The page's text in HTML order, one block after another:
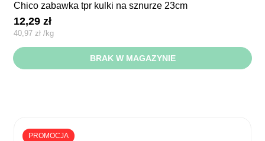
chico zabawka tpr kulki na sznurze 23cm
12,29zł
40,97zł /kg
BRAK W MAGAZYNIE
PROMOCJA